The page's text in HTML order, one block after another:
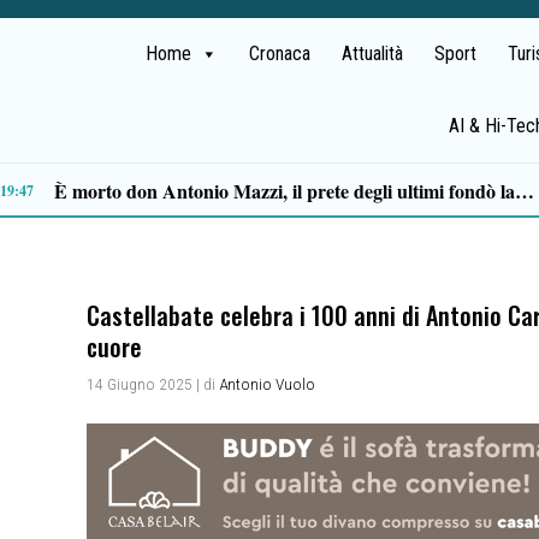
Home Cronaca Attualità Sport
AI & Hi-
Premio Terre del Bussento: a Roberto Fico il riconoscimento nella serata inaugurale a Sapri
Castellabate celebra i 100 anni di Antonio
cuore
14 Giugno 2025 | di Antonio Vuolo